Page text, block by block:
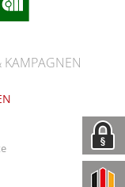
KAMPAGNEN